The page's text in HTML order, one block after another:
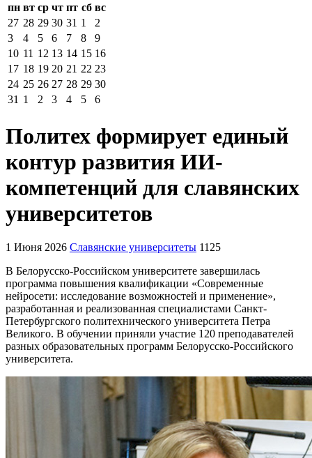
пн вт ср чт пт сб вс
27 28 29 30 31 1
2
3
4 5 6 7 8
9
10 11 12 13 14 15 16
17 18 19 20 21 22 23
24 25 26 27 28 29 30
31 1 2 3 4 5 6
Политех формирует единый
контур развития ИИ-
компетенций для славянских
университетов
1 Июня 2026 Славянские университеты 1125
В Белорусско-Российском университете завершилась
программа повышения квалификации «Современные
нейросети: исследование возможностей и применение»,
разработанная и реализованная специалистами Санкт-
Петербургского политехнического университета Петра
Великого. В обучении приняли участие 120 преподавателей
разных образовательных программ Белорусско-Российского
университета.